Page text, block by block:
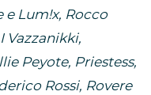
e Lum!x, Rocco
Vazzanikki,
Peyote, Priestess,
Rossi, Rovere